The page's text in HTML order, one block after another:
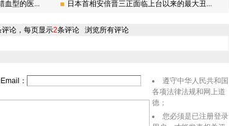
血型的医...
日本首相安倍晋三正面临上台以来的最大丑...
评论，每页显示2条评论 浏览所有评论
：
遵守中华人民共和国
各项法律法规和网上道
德；
您必须是已注册登录